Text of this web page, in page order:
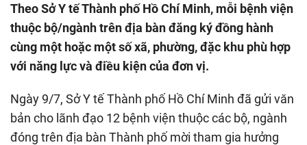
Theo Sở Y tế Thành phố Hồ Chí Minh, mỗi bệnh viện
thuộc bộ/ngành trên địa bàn đăng ký đồng hành
cùng một hoặc một số xã, phường, đặc khu phù hợp
với năng lực và điều kiện của đơn vị.
Ngày 9/7, Sở Y tế Thành phố Hồ Chí Minh đã gửi văn
bản cho lãnh đạo 12 bệnh viện thuộc các bộ, ngành
đóng trên địa bàn Thành phố mời tham gia hưởng